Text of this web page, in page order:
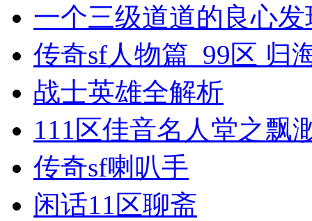
一个三级道道的良心发
传奇sf人物篇_99区 归
战士英雄全解析
111区佳音名人堂之飘
传奇sf喇叭手
闲话11区聊斋